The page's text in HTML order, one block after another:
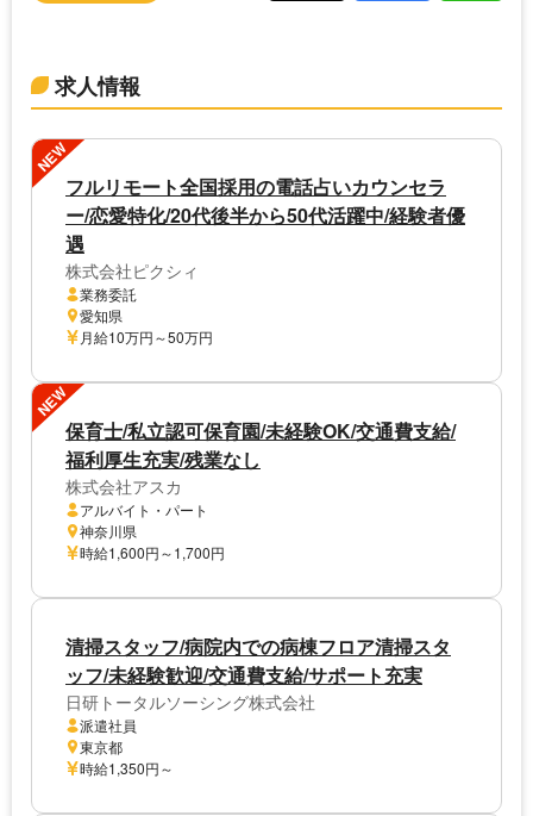
求人情報
NEW
フルリモート全国採用の電話占いカウンセラ
ー/恋愛特化/20代後半から50代活躍中/経験者優
遇
株式会社ピクシィ
業務委託
愛知県
月給10万円～50万円
NEW
保育士/私立認可保育園/未経験OK/交通費支給/
福利厚生充実/残業なし
株式会社アスカ
アルバイト・パート
神奈川県
時給1,600円～1,700円
清掃スタッフ/病院内での病棟フロア清掃スタ
ッフ/未経験歓迎/交通費支給/サポート充実
日研トータルソーシング株式会社
派遣社員
東京都
時給1,350円～